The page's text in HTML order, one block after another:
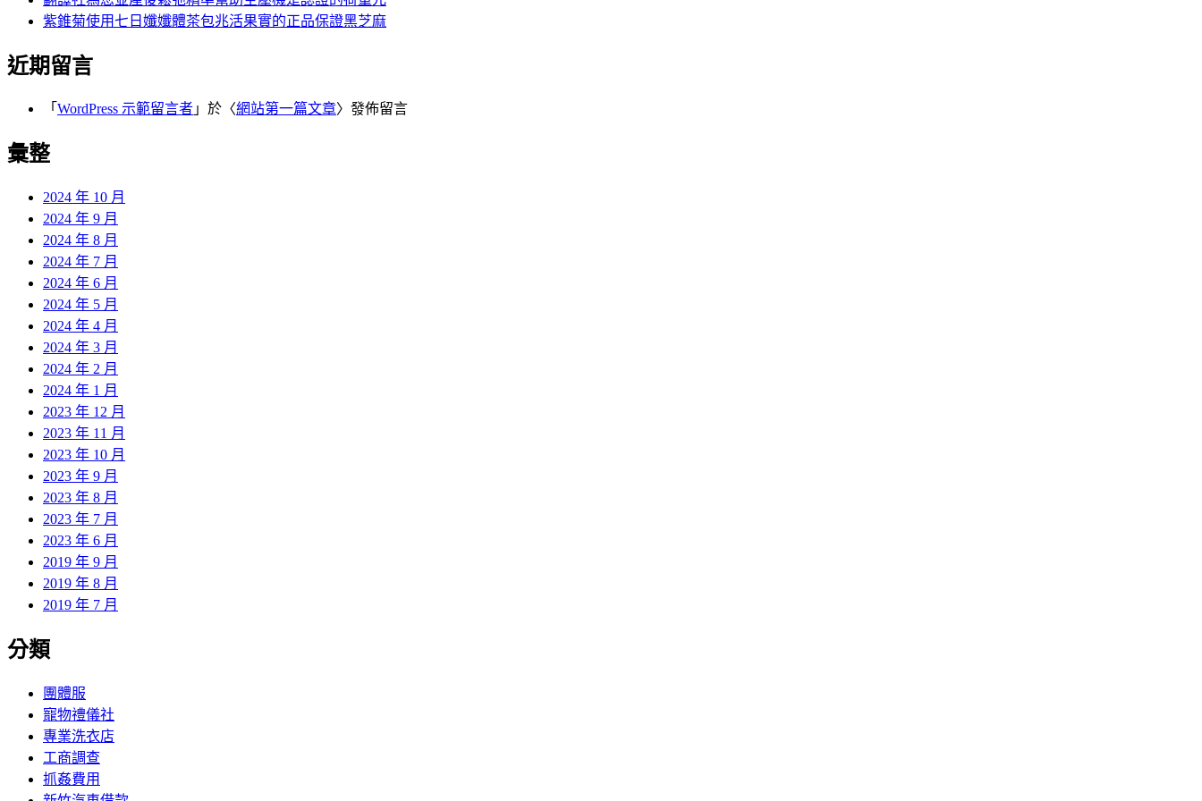
紫錐菊使用七日孅孅體茶包兆活果實的正品保證黑芝麻
近期留言
「 WordPress 示範留言者 」於〈網站第一篇文章〉發佈留言
彙整
2024 年 10 月
2024 年 9 月
2024 年 8 月
2024 年 7 月
2024 年 6 月
2024 年 5 月
2024 年 4 月
2024 年 3 月
2024 年 2 月
2024 年 1 月
2023 年 12 月
2023 年 11 月
2023 年 10 月
2023 年 9 月
2023 年 8 月
2023 年 7 月
2023 年 6 月
2019 年 9 月
2019 年 8 月
2019 年 7 月
分類
團體服
寵物禮儀社
專業洗衣店
工商調查
抓姦費用